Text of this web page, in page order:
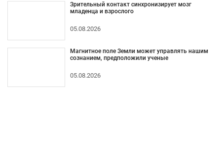
Зрительный контакт синхронизирует мозг
младенца и взрослого
05.08.2026
Магнитное поле Земли может управлять нашим
сознанием, предположили ученые
05.08.2026